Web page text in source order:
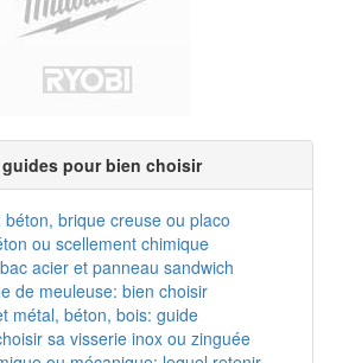
guides pour bien choisir
béton, brique creuse ou placo
ou scellement chimique
acier et panneau sandwich
de meuleuse: bien choisir
métal, béton, bois: guide
sa visserie inox ou zinguée